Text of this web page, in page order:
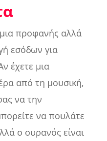
προφανής αλλά
εσόδων για
έχετε μια
από τη μουσική,
να την
να πουλάτε
ο ουρανός είναι